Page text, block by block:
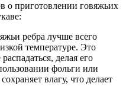
о приготовлении говяжьих
ребра лучше всего
температуре. Это
делая его
фольги или
влагу, что делает